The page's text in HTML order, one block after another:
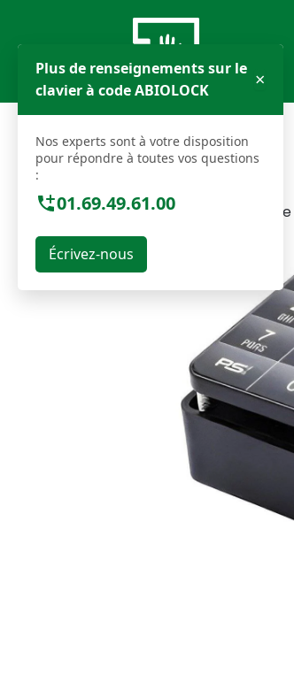
contenu
Acceuil » Serrure à
Plus de renseignements sur le
clavier à code ABIOLOCK
×
Nos experts sont à votre disposition
pour répondre à toutes vos questions
:
01.69.49.61.00
Écrivez-nous